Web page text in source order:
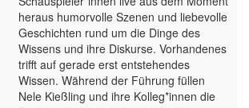
heraus humorvolle Szenen und liebevolle
Geschichten rund um die Dinge des
Wissens und ihre Diskurse. Vorhandenes
trifft auf gerade erst entstehendes
Wissen. Während der Führung füllen
Nele Kießling und ihre Kolleg*innen die